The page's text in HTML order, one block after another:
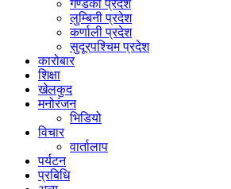
गण्डकी प्रदेश
लुम्बिनी प्रदेश
कर्णाली प्रदेश
सुदूरपश्चिम प्रदेश
कारोबार
शिक्षा
खेलकुद
मनोरंजन
भिडियो
विचार
वार्तालाप
पर्यटन
प्रबिधि